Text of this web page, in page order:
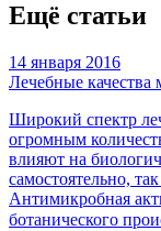
Ещё статьи
14 января 2016
Лечебные качества
Широкий спектр
огромным
влияют на
самостоятельно,
Антимикробная
ботанического